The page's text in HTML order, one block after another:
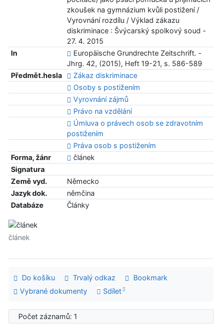
zkoušek na gymnázium kvůli postižení /
Vyrovnání rozdílu / Výklad zákazu
diskriminace : Švýcarský spolkový soud -
27. 4. 2015
In
Europäische Grundrechte Zeitschrift. -
Jhrg. 42, (2015), Heft 19-21, s. 586-589
Předmět.hesla
Zákaz diskriminace
Osoby s postižením
Vyrovnání zájmů
Právo na vzdělání
Úmluva o právech osob se zdravotním
postižením
Práva osob s postižením
Forma, žánr
článek
Signatura
Země vyd.
Německo
Jazyk dok.
němčina
Databáze
Články
článek
Do košíku Trvalý odkaz
Bookmark
Vybrané dokumenty
Sdílet
Počet záznamů: 1